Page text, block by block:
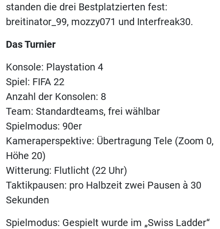
standen die drei Bestplatzierten fest:
breitinator_99, mozzy071 und Interfreak30.
Das Turnier
Konsole: Playstation 4
Spiel: FIFA 22
Anzahl der Konsolen: 8
Team: Standardteams, frei wählbar
Spielmodus: 90er
Kameraperspektive: Übertragung Tele (Zoom 0,
Höhe 20)
Witterung: Flutlicht (22 Uhr)
Taktikpausen: pro Halbzeit zwei Pausen à 30
Sekunden
Spielmodus: Gespielt wurde im „Swiss Ladder“